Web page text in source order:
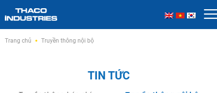
Trang chủ Truyền thông nội bộ
TIN TỨC